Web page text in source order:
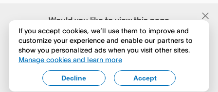
Would you like to view this page
in English?
No, continua a esplorare
Yes, change to English
If you accept cookies, we’ll use them to improve and
customize your experience and enable our partners to
show you personalized ads when you visit other sites.
Manage cookies and learn more
Accept
Decline